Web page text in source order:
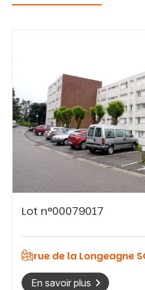
Lot n°00079017
rue de la Longeagne
En savoir plus